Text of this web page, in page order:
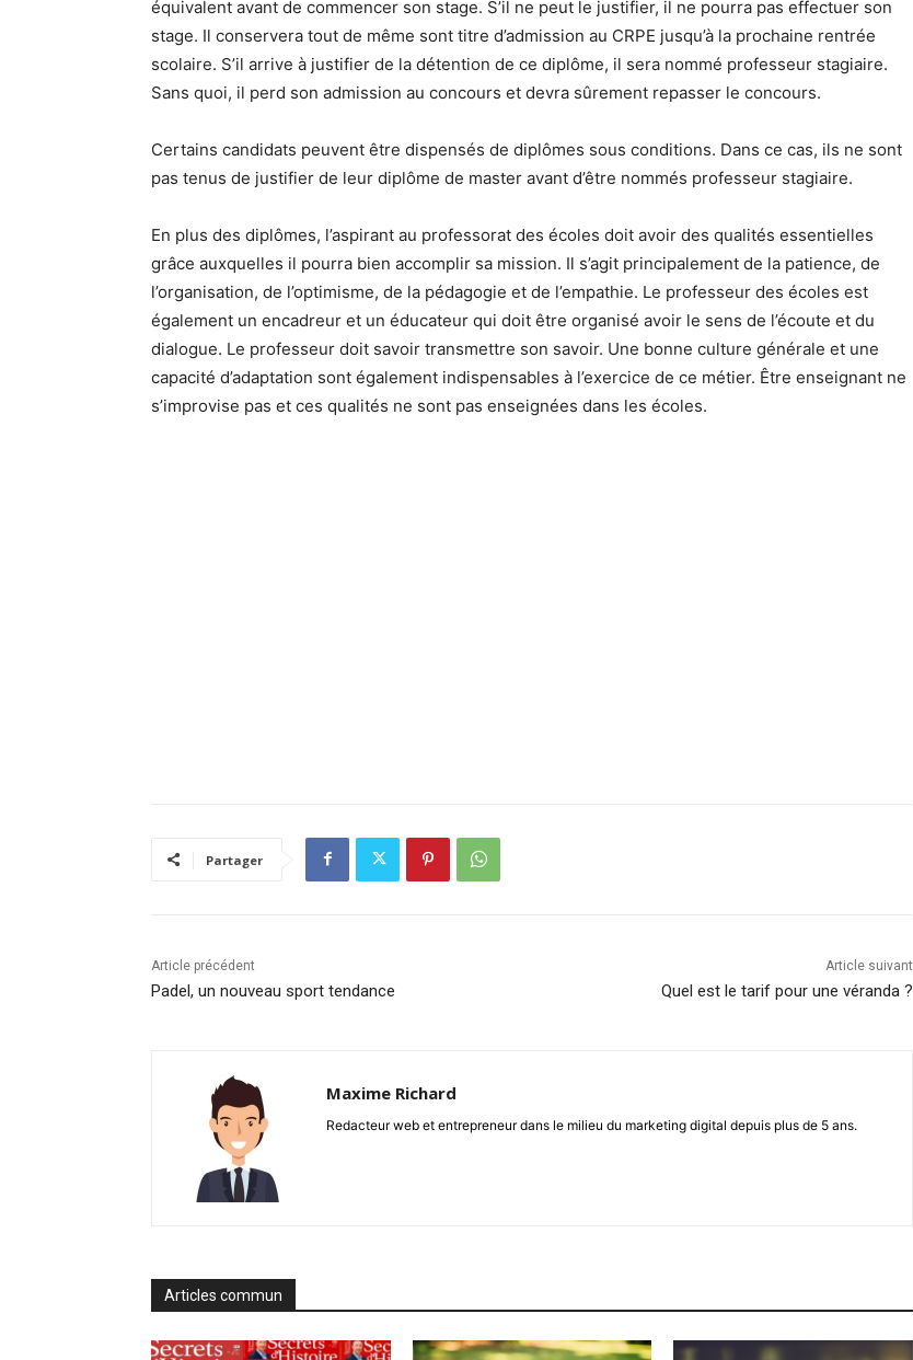
équivalent avant de commencer son stage. S’il ne peut le justifier, il ne pourra pas effectuer son
stage. Il conservera tout de même sont titre d’admission au CRPE jusqu’à la prochaine rentrée
scolaire. S’il arrive à justifier de la détention de ce diplôme, il sera nommé professeur stagiaire.
Sans quoi, il perd son admission au concours et devra sûrement repasser le concours.
Certains candidats peuvent être dispensés de diplômes sous conditions. Dans ce cas, ils ne sont
pas tenus de justifier de leur diplôme de master avant d’être nommés professeur stagiaire.
En plus des diplômes, l’aspirant au professorat des écoles doit avoir des qualités essentielles
grâce auxquelles il pourra bien accomplir sa mission. Il s’agit principalement de la patience, de
l’organisation, de l’optimisme, de la pédagogie et de l’empathie. Le professeur des écoles est
également un encadreur et un éducateur qui doit être organisé avoir le sens de l’écoute et du
dialogue. Le professeur doit savoir transmettre son savoir. Une bonne culture générale et une
capacité d’adaptation sont également indispensables à l’exercice de ce métier. Être enseignant ne
s’improvise pas et ces qualités ne sont pas enseignées dans les écoles.
Partager
Article précédent
Padel, un nouveau sport tendance
Article suivant
Quel est le tarif pour une véranda ?
Maxime Richard
Redacteur web et entrepreneur dans le milieu du marketing digital depuis plus de 5 ans.
Articles commun